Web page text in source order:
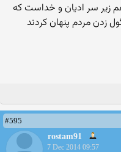
زیر سر ادیان و خداست که
زدن مردم پنهان کردند
#595
rostam91
7 Dec 2014 09:57